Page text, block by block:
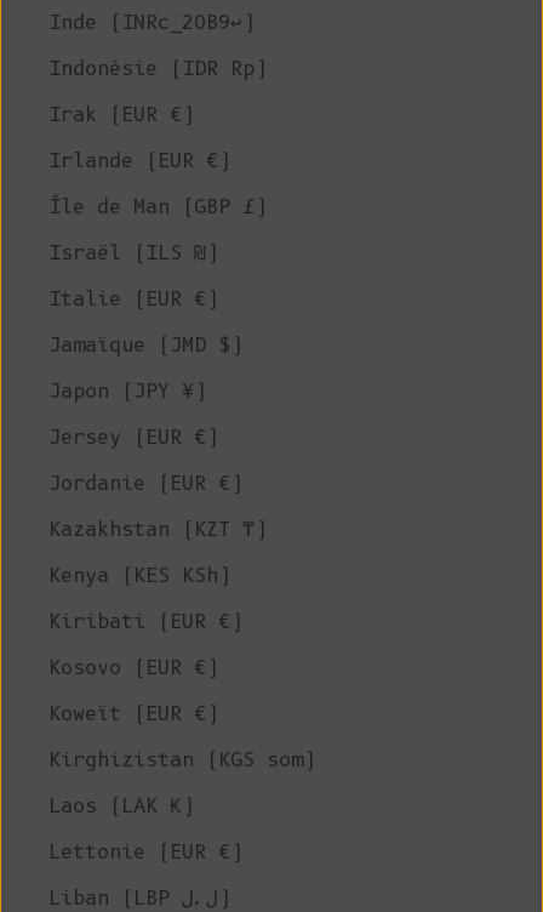
Inde (INRc_20B9↩)
Indonésie (IDR Rp)
Irak (EUR €)
Irlande (EUR €)
Île de Man (GBP £)
Israël (ILS ₪)
Italie (EUR €)
Jamaïque (JMD $)
Japon (JPY ¥)
Jersey (EUR €)
Jordanie (EUR €)
Kazakhstan (KZT ₸)
Kenya (KES KSh)
Kiribati (EUR €)
Kosovo (EUR €)
Koweït (EUR €)
Kirghizistan (KGS som)
Laos (LAK ₭)
Lettonie (EUR €)
Liban (LBP ل.ل)